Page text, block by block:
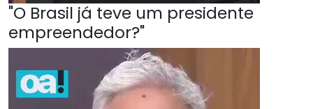
"O Brasil já teve um presidente
empreendedor?"